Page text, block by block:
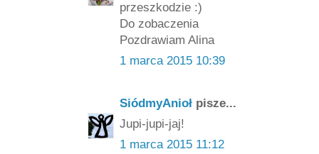
przeszkodzie :)
Do zobaczenia
Pozdrawiam Alina
1 marca 2015 10:39
SiódmyAnioł pisze...
Jupi-jupi-jaj!
1 marca 2015 11:12